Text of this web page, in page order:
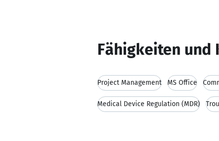
Fähigkeiten und
Project Management MS Office
Medical Device Regulation (MDR)